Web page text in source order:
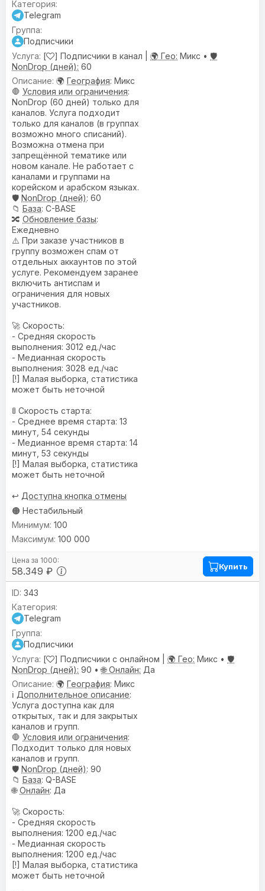
Telegram
Подписчики
[
] Подписчики в канал | 🌍 Гео: Микс • 🛡️
NonDrop (дней): 60
🌍 География: Микс
🛑 Условия или ограничения:
NonDrop (60 дней) только для
каналов. Услуга подходит
только для каналов (в группах
возможно много списаний).
Возможна отмена при
запрещённой тематике или
новом канале. Не работает с
каналами и группами на
корейском и арабском языках.
🛡️ NonDrop (дней): 60
📁 База: C-BASE
🔀 Обновление базы:
Ежедневно
⚠️ При заказе участников в
группу возможен спам от
отдельных аккаунтов по этой
услуге. Рекомендуем заранее
включить антиспам и
ограничения для новых
участников.
🚀 Скорость:
- Средняя скорость
выполнения: 3012 ед./час
- Медианная скорость
выполнения: 3028 ед./час
[!] Малая выборка, статистика
может быть неточной
🚦 Скорость старта:
- Среднее время старта: 13
минут, 54 секунды
- Медианное время старта: 14
минут, 53 секунды
[!] Малая выборка, статистика
может быть неточной
↩️ Доступна кнопка отмены
🟠 Нестабильный
58.349 ₽
100
100 000
Купить
343
Telegram
Подписчики
[
] Подписчики с онлайном | 🌍 Гео: Микс • 🛡️
NonDrop (дней): 90 •🌐 Онлайн: Да
🌍 География: Микс
ℹ️ Дополнительное описание:
Услуга доступна как для
открытых, так и для закрытых
каналов и групп.
🛑 Условия или ограничения:
Подходит только для новых
каналов и групп.
🛡️ NonDrop (дней): 90
📁 База: Q-BASE
🌐Онлайн: Да
🚀 Скорость:
- Средняя скорость
выполнения: 1200 ед./час
- Медианная скорость
выполнения: 1200 ед./час
[!] Малая выборка, статистика
может быть неточной